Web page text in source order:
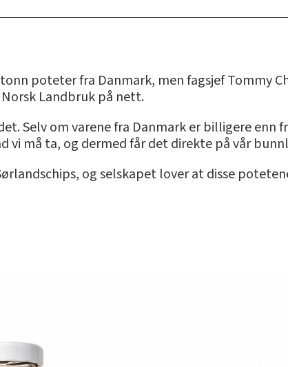
poteter fra Danmark, men fagsjef Tommy
Landbruk på nett.
Selv om varene fra Danmark er billigere enn
må ta, og dermed får det direkte på vår
og selskapet lover at disse